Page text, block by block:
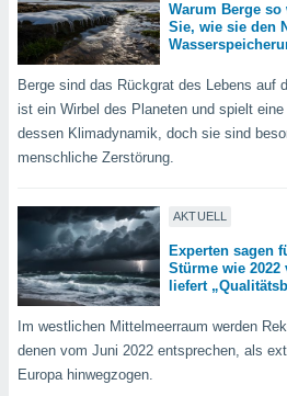
der
sind,
weiterhin
Sie
In
werden
Warum Berge
Sie, wie sie den
Berge sind das Rückgrat des Lebens auf
ist ein Wirbel des Planeten und spielt
dessen Klimadynamik, doch sie sind
menschliche Zerstörung.
AKTUELL
Experten sagen
Stürme wie 2022
liefert
Im westlichen Mittelmeerraum werden
denen vom Juni 2022 entsprechen, als
Europa hinwegzogen.